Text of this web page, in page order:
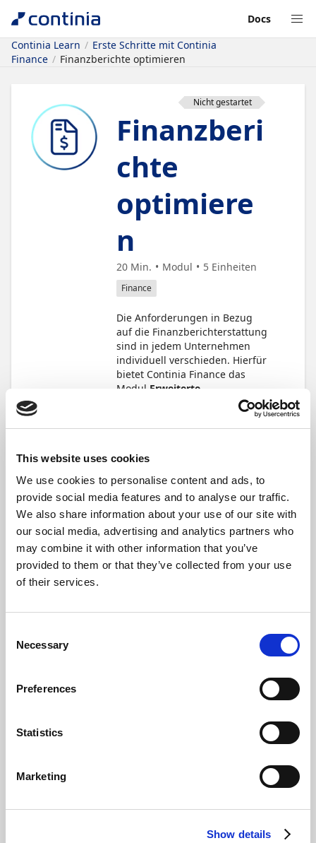
This website uses cookies
We use cookies to personalise content and ads, to
provide social media features and to analyse our traffic.
We also share information about your use of our site with
our social media, advertising and analytics partners who
may combine it with other information that you’ve
provided to them or that they’ve collected from your use
of their services.
Selection
Necessary
Preferences
Statistics
Marketing
Show details
Docs
Continia Learn
Erste Schritte mit Continia
Finance
Finanzberichte optimieren
Nicht gestartet
Finanzberi
chte
optimiere
n
20 Min. Modul 5 Einheiten
Finance
Die Anforderungen in Bezug
auf die Finanzberichterstattung
sind in jedem Unternehmen
individuell verschieden. Hierfür
bietet Continia Finance das
Modul Erweiterte
. Dieses umfasst
eine Auswahl an Funktionen,
die die Funktionalität der
Finanzberichte von Business
Central erweitern und Ihnen
praktische Shortcuts wie die
Kontengruppen und die
Funktion Organschaften bieten.
Andere Funktionen geben
Ihnen mehr Flexibilität bei der
Berichterstellung, wie
beispielsweise die Funktion
können.
Aktivieren verschiedener
Optionen für Kippkonten
Anwenden von